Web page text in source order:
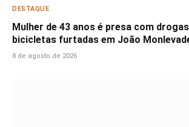
DESTAQUE
Mulher de 43 anos é presa com
bicicletas furtadas em João
8 de agosto de 2026